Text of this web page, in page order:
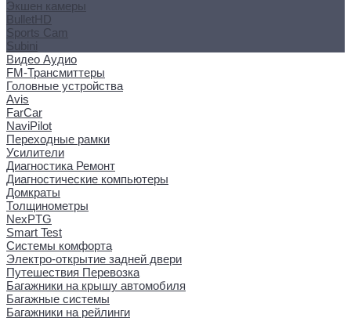
Экшен камеры
BulletHD
Sports Cam
Subini
Видео Аудио
FM-Трансмиттеры
Головные устройства
Avis
FarCar
NaviPilot
Переходные рамки
Усилители
Диагностика Ремонт
Диагностические компьютеры
Домкраты
Толщинометры
NexPTG
Smart Test
Системы комфорта
Электро-открытие задней двери
Путешествия Перевозка
Багажники на крышу автомобиля
Багажные системы
Багажники на рейлинги